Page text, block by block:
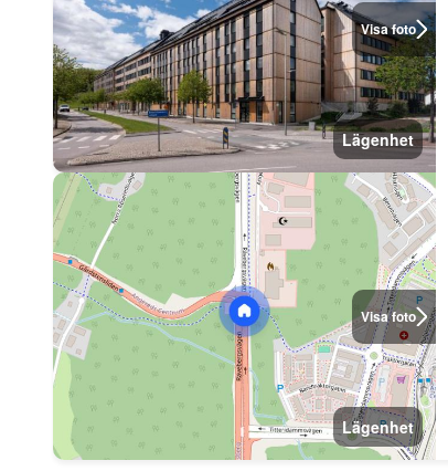
Visa foto
Lägenhet
Visa foto
Lägenhet